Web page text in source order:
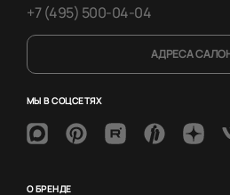
+7 (495) 500-04-04
АДРЕСА
МЫ В СОЦСЕТЯХ
О БРЕНДЕ